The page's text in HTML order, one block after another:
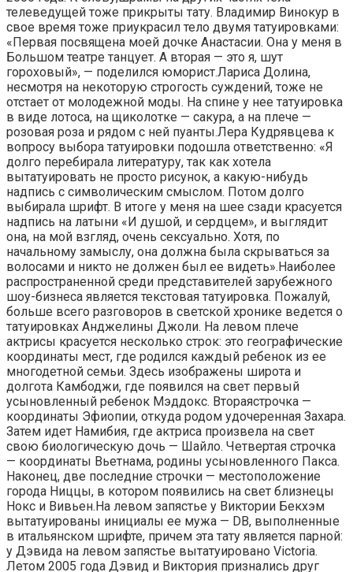
телеведущей тоже прикрыты тату. Владимир Винокур в
свое время тоже приукрасил тело двумя татуировками:
«Первая посвящена моей дочке Анастасии. Она у меня в
Большом театре танцует. А вторая — это я, шут
гороховый», — поделился юморист.Лариса Долина,
несмотря на некоторую строгость суждений, тоже не
отстает от молодежной моды. На спине у нее татуировка
в виде лотоса, на щиколотке — сакура, а на плече —
розовая роза и рядом с ней пуанты.Лера Кудрявцева к
вопросу выбора татуировки подошла ответственно: «Я
долго перебирала литературу, так как хотела
вытатуировать не просто рисунок, а какую-нибудь
надпись с символическим смыслом. Потом долго
выбирала шрифт. В итоге у меня на шее сзади красуется
надпись на латыни «И душой, и сердцем», и выглядит
она, на мой взгляд, очень сексуально. Хотя, по
начальному замыслу, она должна была скрываться за
волосами и никто не должен был ее видеть».Наиболее
распространенной среди представителей зарубежного
шоу-бизнеса является текстовая татуировка. Пожалуй,
больше всего разговоров в светской хронике ведется о
татуировках Анджелины Джоли. На левом плече
актрисы красуется несколько строк: это географические
координаты мест, где родился каждый ребенок из ее
многодетной семьи. Здесь изображены широта и
долгота Камбоджи, где появился на свет первый
усыновленный ребенок Мэддокс. Втораястрочка —
координаты Эфиопии, откуда родом удочеренная Захара.
Затем идет Намибия, где актриса произвела на свет
свою биологическую дочь — Шайло. Четвертая строчка
— координаты Вьетнама, родины усыновленного Пакса.
Наконец, две последние строчки — местоположение
города Ниццы, в котором появились на свет близнецы
Нокс и Вивьен.На левом запястье у Виктории Бекхэм
вытатуированы инициалы ее мужа — DB, выполненные
в итальянском шрифте, причем эта тату является парной:
у Дэвида на левом запястье вытатуировано Victoria.
Летом 2005 года Дэвид и Виктория признались друг